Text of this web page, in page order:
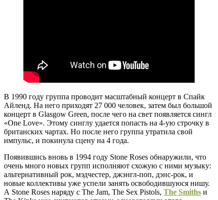
В 1990 году группа проводит масштабный концерт в Спайк
Айленд. На него приходят 27 000 человек, затем был большой
концерт в Glasgow Green, после чего на свет появляется сингл
«One Love». Этому синглу удается попасть на 4-ую строчку в
британских чартах. Но после него группа утратила свой
импульс, и покинула сцену на 4 года.
Появившись вновь в 1994 году Stone Roses обнаружили, что
очень много новых групп исполняют схожую с ними музыку:
альтернативный рок, мэдчестер, джэнгл-поп, дэнс-рок, и
новые коллективы уже успели занять освободившуюся нишу.
А Stone Roses наряду с The Jam, The Sex Pistols, The Smiths и